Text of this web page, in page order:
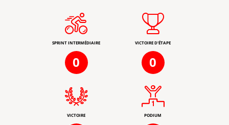
SPRINT INTERMÉDIAIRE
0
VICTOIRE D'ÉTAPE
0
VICTOIRE PODIUM